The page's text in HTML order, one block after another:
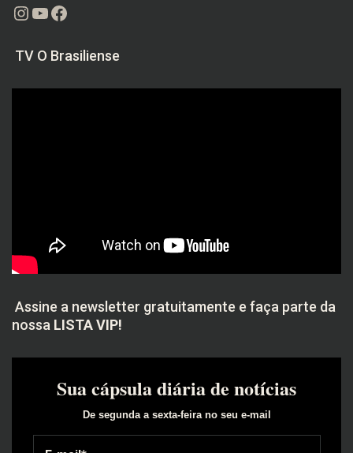
Instagram
Youtube
Facebook
TV O Brasiliense
Assine a newsletter gratuitamente e faça parte da
nossa LISTA VIP!
Sua cápsula diária de notícias
De segunda a sexta-feira no seu e-mail